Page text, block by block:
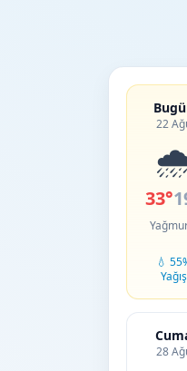
22
33°
💧
Yağış
28